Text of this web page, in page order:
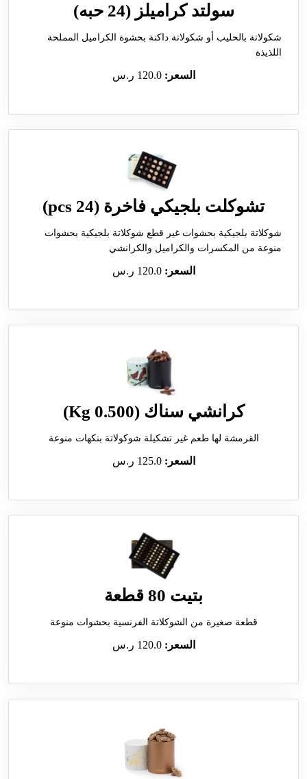
سولتد كراميلز (24 حبه)
شكولاتة بالحليب أو شكولاتة داكنة بحشوة الكراميل المملحة
اللذيذة
السعر:120.0 ر.س
تشوكلت بلجيكي فاخرة (24 pcs)
شوكلاتة بلجيكية بحشوات غير قطع شوكلاتة بلجيكية بحشوات
منوعة من المكسرات والكراميل والكرانشي
السعر:120.0 ر.س
كرانشي سناك (0.500 Kg)
القرمشة لها طعم غير تشكيلة شوكولاتة بنكهات منوعة
السعر:125.0 ر.س
بتيت 80 قطعة
قطعة صغيرة من الشوكلاتة الفرنسية بحشوات منوعة
السعر:120.0 ر.س